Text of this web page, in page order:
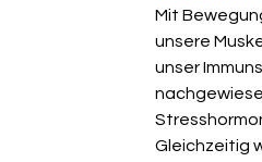
Mit
unsere
unser
Gleichzeitig